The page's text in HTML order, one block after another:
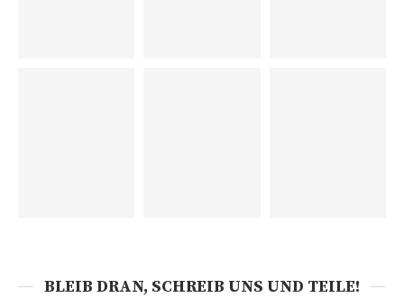
BLEIB DRAN, SCHREIB UNS UND TEILE!